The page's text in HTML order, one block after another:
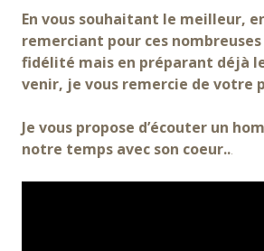
En vous souhaitant le meilleur,
remerciant pour ces nombreuses
fidélité mais en préparant déjà
venir, je vous remercie de votre
Je vous propose d’écouter un
notre temps avec son coeur...